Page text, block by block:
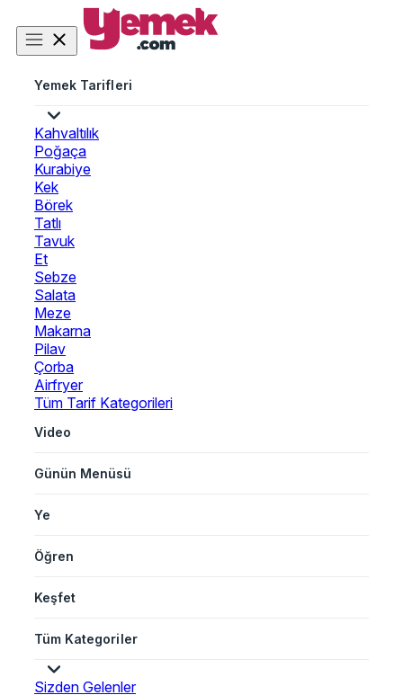
Yemek Tarifleri
Kahvaltılık
Poğaça
Kurabiye
Kek
Börek
Tatlı
Tavuk
Et
Sebze
Salata
Meze
Makarna
Pilav
Çorba
Airfryer
Tüm Tarif Kategorileri
Video
Günün Menüsü
Ye
Öğren
Keşfet
Tüm Kategoriler
Sizden Gelenler